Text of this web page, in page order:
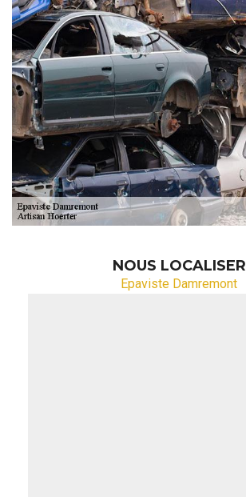
NOUS LOCALISER
Epaviste Damremont